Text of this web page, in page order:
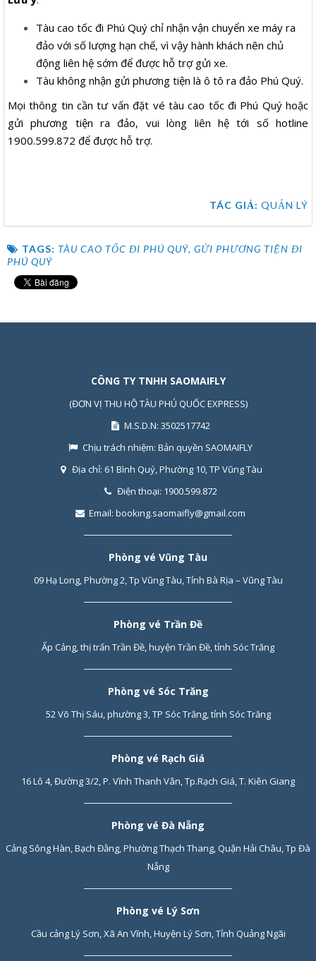
Tàu cao tốc đi Phú Quý chỉ nhận vận chuyển xe máy ra
đảo với số lượng hạn chế, vì vậy hành khách nên chủ
động liên hệ sớm để được hỗ trợ gửi xe.
Tàu không nhận gửi phương tiện là ô tô ra đảo Phú Quý.
Mọi thông tin cần tư vấn đặt vé tàu cao tốc đi Phú Quý hoặc
gửi phương tiện ra đảo, vui lòng liên hệ tới số hotline
1900.599.872 để được hỗ trợ.
TÁC GIẢ: QUẢN LÝ
TAGS: TÀU CAO TỐC ĐI PHÚ QUÝ, GỬI PHƯƠNG TIỆN ĐI
PHÚ QUÝ
CÔNG TY TNHH SAOMAIFLY
(ĐƠN VỊ THU HỘ TÀU PHÚ QUỐC EXPRESS)
M.S.D.N: 3502517742
Chịu trách nhiệm: Bản quyền SAOMAIFLY
Địa chỉ: 61 Bình Quý, Phường 10, TP Vũng Tàu
Điện thoại: 1900.599.872
Email: booking.saomaifly@gmail.com
Phòng vé Vũng Tàu
09 Hạ Long, Phường 2, Tp Vũng Tàu, Tỉnh Bà Rịa – Vũng Tàu
Phòng vé Trần Đề
Ấp Cảng, thị trấn Trần Đề, huyện Trần Đề, tỉnh Sóc Trăng
Phòng vé Sóc Trăng
52 Võ Thị Sáu, phường 3, TP Sóc Trăng, tỉnh Sóc Trăng
Phòng vé Rạch Giá
16 Lô 4, Đường 3/2, P. Vĩnh Thanh Vân, Tp.Rạch Giá, T. Kiên Giang
Phòng vé Đà Nẵng
Cảng Sông Hàn, Bạch Đằng, Phường Thạch Thang, Quận Hải Châu, Tp Đà
Nẵng
Phòng vé Lý Sơn
Cầu cảng Lý Sơn, Xã An Vĩnh, Huyện Lý Sơn, Tỉnh Quảng Ngãi